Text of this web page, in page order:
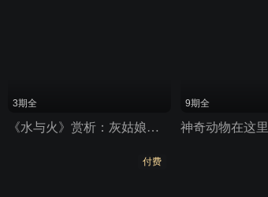
3期全
《水与火》赏析：灰姑娘爱上了黑帮老大 非影视
9期全
神奇动物在这里
付费